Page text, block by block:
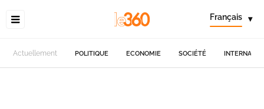
Français ▾
Actuellement POLITIQUE ECONOMIE SOCIÉTÉ